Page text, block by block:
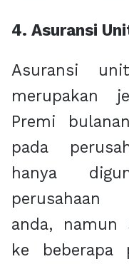
4. Asuransi
Asuransi
merupakan
Premi
pada
hanya
anda, namun
ke beberapa